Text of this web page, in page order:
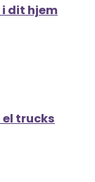
dit hjem
trucks